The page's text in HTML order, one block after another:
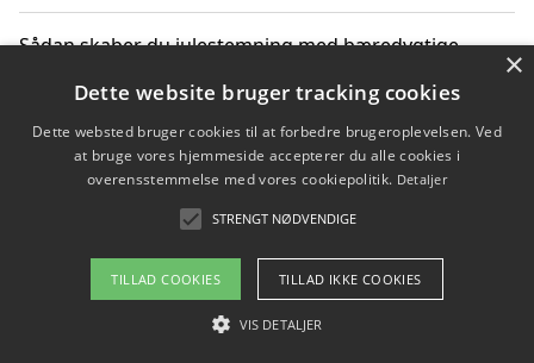
Sådan skaber du julestemning med bæredygtige
Sådan skaber du et bæredygtigt hjem med familien i
Copyright 2026 - Pilanto Aps
Om / kontakt
×
Dette website bruger tracking cookies
Dette websted bruger cookies til at forbedre brugeroplevelsen. Ved
at bruge vores hjemmeside accepterer du alle cookies i
overensstemmelse med vores cookiepolitik. Detaljer
STRENGT NØDVENDIGE
TILLAD COOKIES TILLAD IKKE COOKIES
VIS DETALJER